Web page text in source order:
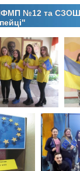
№12 та СЗОШ